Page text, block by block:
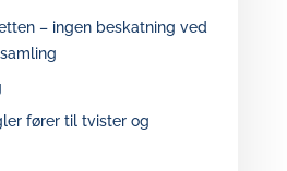
– ingen beskatning ved
fører til tvister og